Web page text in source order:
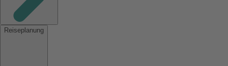
Reiseplanung